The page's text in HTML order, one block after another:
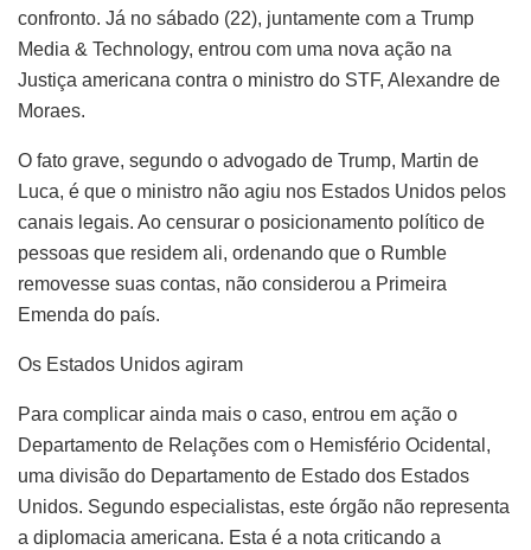
confronto. Já no sábado (22), juntamente com a Trump
Media & Technology, entrou com uma nova ação na
Justiça americana contra o ministro do STF, Alexandre de
Moraes.
O fato grave, segundo o advogado de Trump, Martin de
Luca, é que o ministro não agiu nos Estados Unidos pelos
canais legais. Ao censurar o posicionamento político de
pessoas que residem ali, ordenando que o Rumble
removesse suas contas, não considerou a Primeira
Emenda do país.
Os Estados Unidos agiram
Para complicar ainda mais o caso, entrou em ação o
Departamento de Relações com o Hemisfério Ocidental,
uma divisão do Departamento de Estado dos Estados
Unidos. Segundo especialistas, este órgão não representa
a diplomacia americana. Esta é a nota criticando a